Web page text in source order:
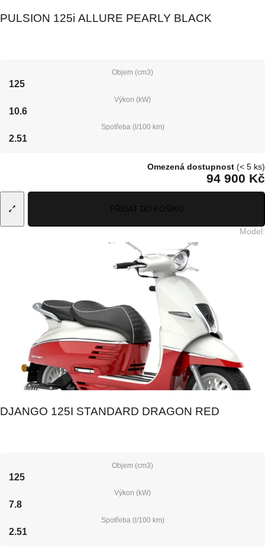
PULSION 125i ALLURE PEARLY BLACK
Objem (cm3)
125
Výkon (kW)
10.6
Spotřeba (l/100 km)
2.51
Omezená dostupnost (< 5 ks)
94 900 Kč
PŘIDAT DO KOŠÍKU
Model:
DJANGO 125I STANDARD DRAGON RED
Objem (cm3)
125
Výkon (kW)
7.8
Spotřeba (l/100 km)
2.51